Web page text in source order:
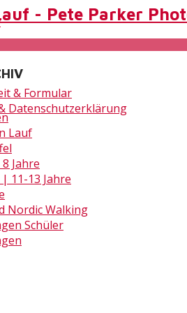
& Formular
Datenschutzerklärung
- Pete Parker
Lauf
Jahre
11-13 Jahre
Nordic Walking
Schüler